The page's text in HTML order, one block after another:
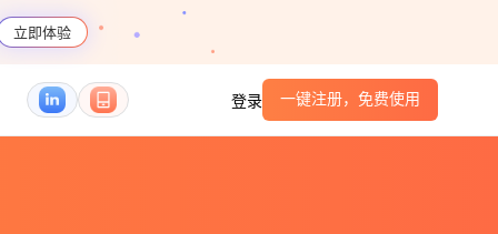
立即体验
登录 一键注册，免费使用